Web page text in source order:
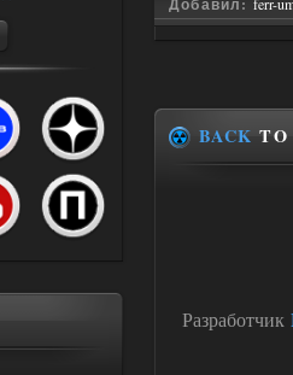
Добавил:
BACK
Разработчик